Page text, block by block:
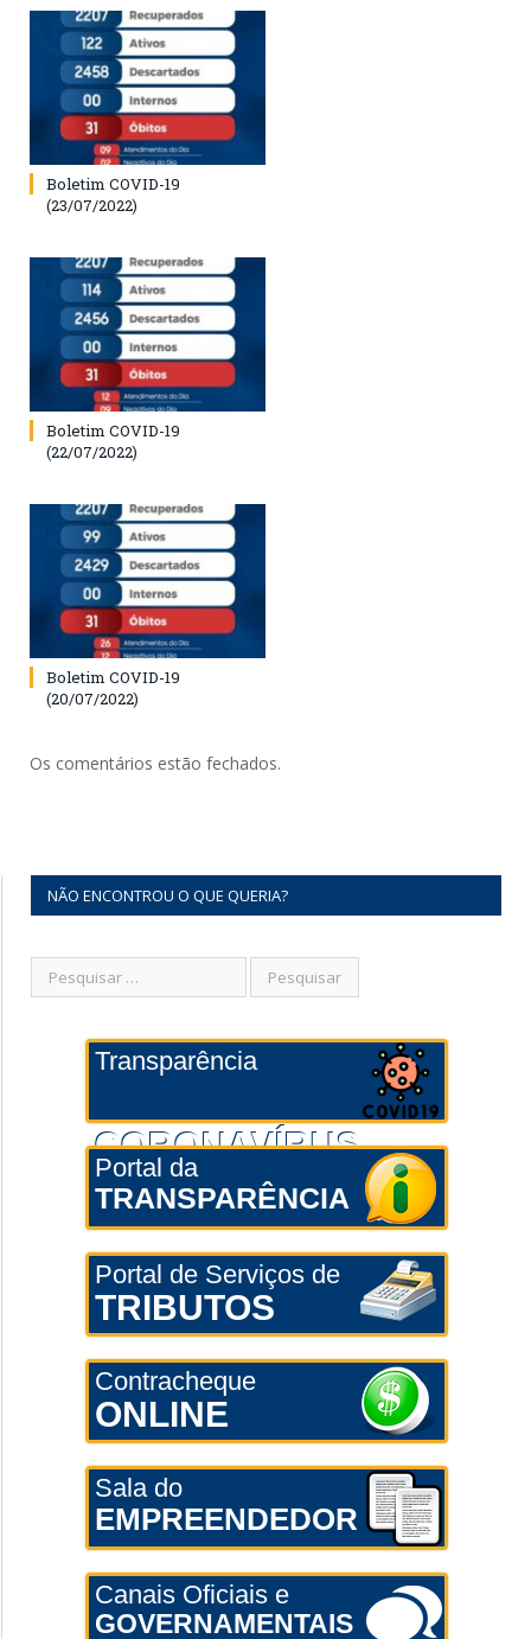
Boletim COVID-19
(23/07/2022)
Boletim COVID-19
(22/07/2022)
Boletim COVID-19
(20/07/2022)
Os comentários estão fechados.
NÃO ENCONTROU O QUE QUERIA?
Transparência
CORONAVÍRUS
Portal da
TRANSPARÊNCIA
Portal de Serviços de
TRIBUTOS
Contracheque
ONLINE
Sala do
EMPREENDEDOR
Canais Oficiais e
GOVERNAMENTAIS